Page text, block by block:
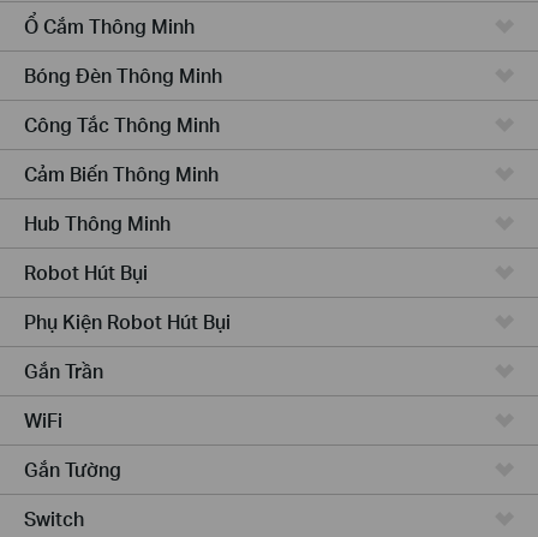
Ổ Cắm Thông Minh
Bóng Đèn Thông Minh
Công Tắc Thông Minh
Cảm Biến Thông Minh
Hub Thông Minh
Robot Hút Bụi
Phụ Kiện Robot Hút Bụi
Gắn Trần
WiFi
Gắn Tường
Switch